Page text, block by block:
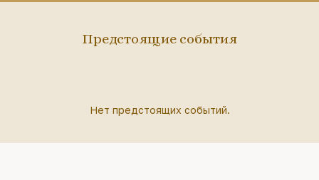
Предстоящие события
Нет предстоящих событий.